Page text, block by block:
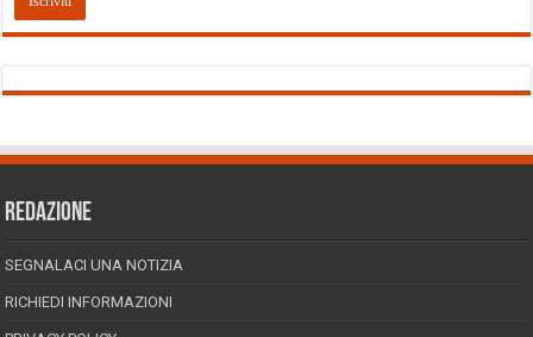
REDAZIONE
SEGNALACI UNA NOTIZIA
RICHIEDI INFORMAZIONI